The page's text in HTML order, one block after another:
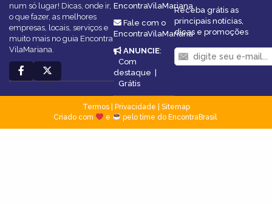
num só lugar! Dicas, onde ir,
o que fazer, as melhores
empresas, locais, serviços e
muito mais no guia Encontra
VilaMariana.
EncontraVilaMariana
Fale com o
EncontraVilaMariana
ANUNCIE:
Com
destaque |
Grátis
Receba grátis as
principais notícias,
dicas e promoções
Termos| Privacidade
Sitemap
Criado com
e pelo time do EncontraBrasil